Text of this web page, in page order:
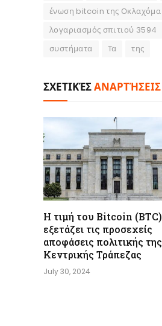
ένωση bitcoin της Οκλαχόμα
λογαριασμός σπιτιού 3594
συστήματα
Τα της
ΣΧΕΤΙΚΈΣΑΝΑΡΤΉΣΕΙΣ
Η τιμή του Bitcoin (BTC)
εξετάζει τις προσεχείς
αποφάσεις πολιτικής της
Κεντρικής Τράπεζας
July 30, 2024